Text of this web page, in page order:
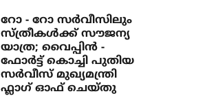
റോ - റോ സർവീസിലും
സ്ത്രീകൾക്ക് സൗജന്യ
യാത്ര; വൈപ്പിൻ -
ഫോർട്ട് കൊച്ചി പുതിയ
സർവീസ് മുഖ്യമന്ത്രി
ഫ്ലാഗ് ഓഫ് ചെയ്തു